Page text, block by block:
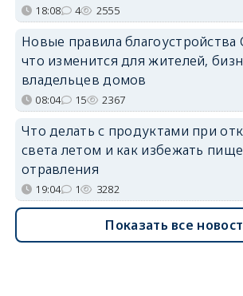
18:08 4 2555
Новые правила благоустройства
что изменится для жителей,
владельцев домов
08:04 15 2367
Что делать с продуктами при
света летом и как избежать
отравления
19:04 1 3282
Показать все